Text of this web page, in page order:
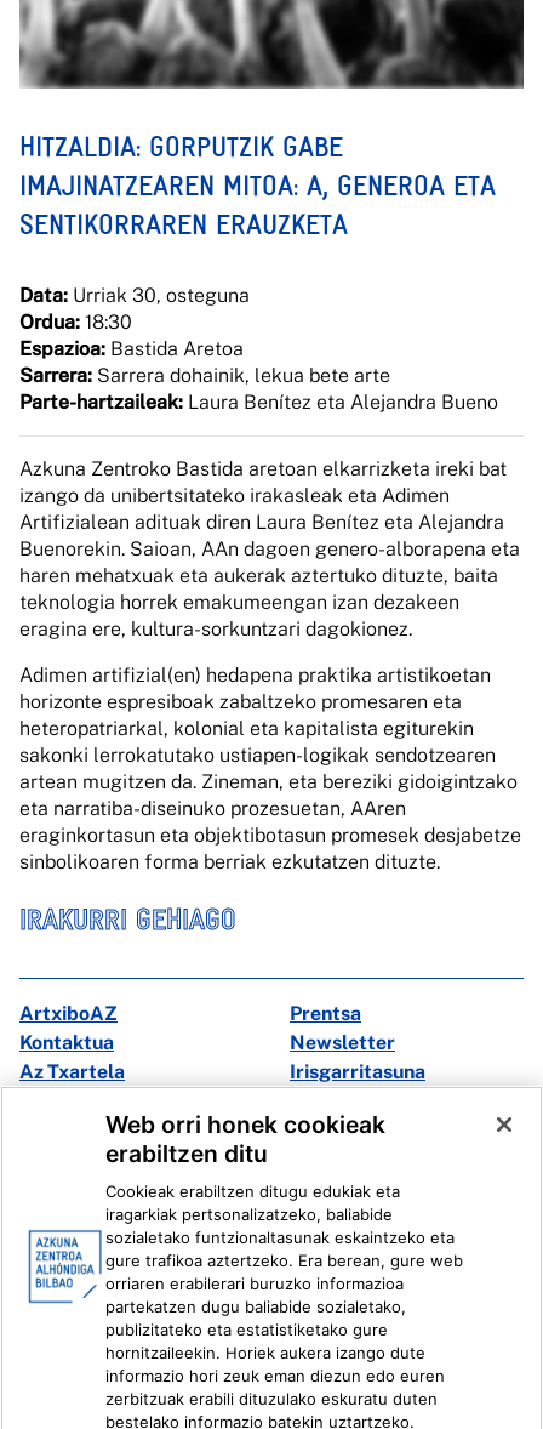
HITZALDIA: GORPUTZIK GABE
IMAJINATZEAREN MITOA: A, GENEROA ETA
SENTIKORRAREN ERAUZKETA
Data: Urriak 30, osteguna
Ordua: 18:30
Espazioa: Bastida Aretoa
Sarrera: Sarrera dohainik, lekua bete arte
Parte-hartzaileak: Laura Benítez eta Alejandra Bueno
Azkuna Zentroko Bastida aretoan elkarrizketa ireki bat
izango da unibertsitateko irakasleak eta Adimen
Artifizialean adituak diren Laura Benítez eta Alejandra
Buenorekin. Saioan, AAn dagoen genero-alborapena eta
haren mehatxuak eta aukerak aztertuko dituzte, baita
teknologia horrek emakumeengan izan dezakeen
eragina ere, kultura-sorkuntzari dagokionez.
Adimen artifizial(en) hedapena praktika artistikoetan
horizonte espresiboak zabaltzeko promesaren eta
heteropatriarkal, kolonial eta kapitalista egiturekin
sakonki lerrokatutako ustiapen-logikak sendotzearen
artean mugitzen da. Zineman, eta bereziki gidoigintzako
eta narratiba-diseinuko prozesuetan, AAren
eraginkortasun eta objektibotasun promesek desjabetze
sinbolikoaren forma berriak ezkutatzen dituzte.
IRAKURRI GEHIAGO
ArtxiboAZ
Prentsa
Kontaktua
Newsletter
Az Txartela
Irisgarritasuna
Instagram
Youtube
Linkedin
Ivoox
Lege informazioa Barneko Informazio Sistema
Web orri honek cookieak
erabiltzen ditu
Cookieak erabiltzen ditugu edukiak eta
iragarkiak pertsonalizatzeko, baliabide
sozialetako funtzionaltasunak eskaintzeko eta
gure trafikoa aztertzeko. Era berean, gure web
orriaren erabilerari buruzko informazioa
partekatzen dugu baliabide sozialetako,
publizitateko eta estatistiketako gure
hornitzaileekin. Horiek aukera izango dute
informazio hori zeuk eman diezun edo euren
zerbitzuak erabili dituzulako eskuratu duten
bestelako informazio batekin uztartzeko.